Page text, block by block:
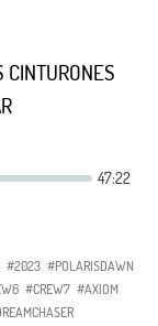
CINTURONES
#2023 #POLARISDAWN
#CREW7 #AXIOM